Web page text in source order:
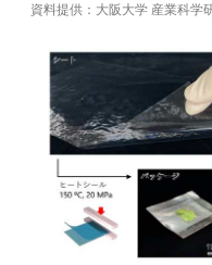
資料提供：大阪大学 産業科学